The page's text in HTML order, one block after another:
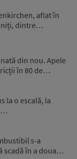
aflat în
dintre…
din nou. Apele
în 80 de…
la o escală, la
s-a
scadă în a doua…